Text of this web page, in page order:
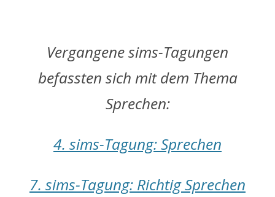
Vergangene sims-Tagungen
befassten sich mit dem Thema
Sprechen:
4. sims-Tagung: Sprechen
7. sims-Tagung: Richtig Sprechen